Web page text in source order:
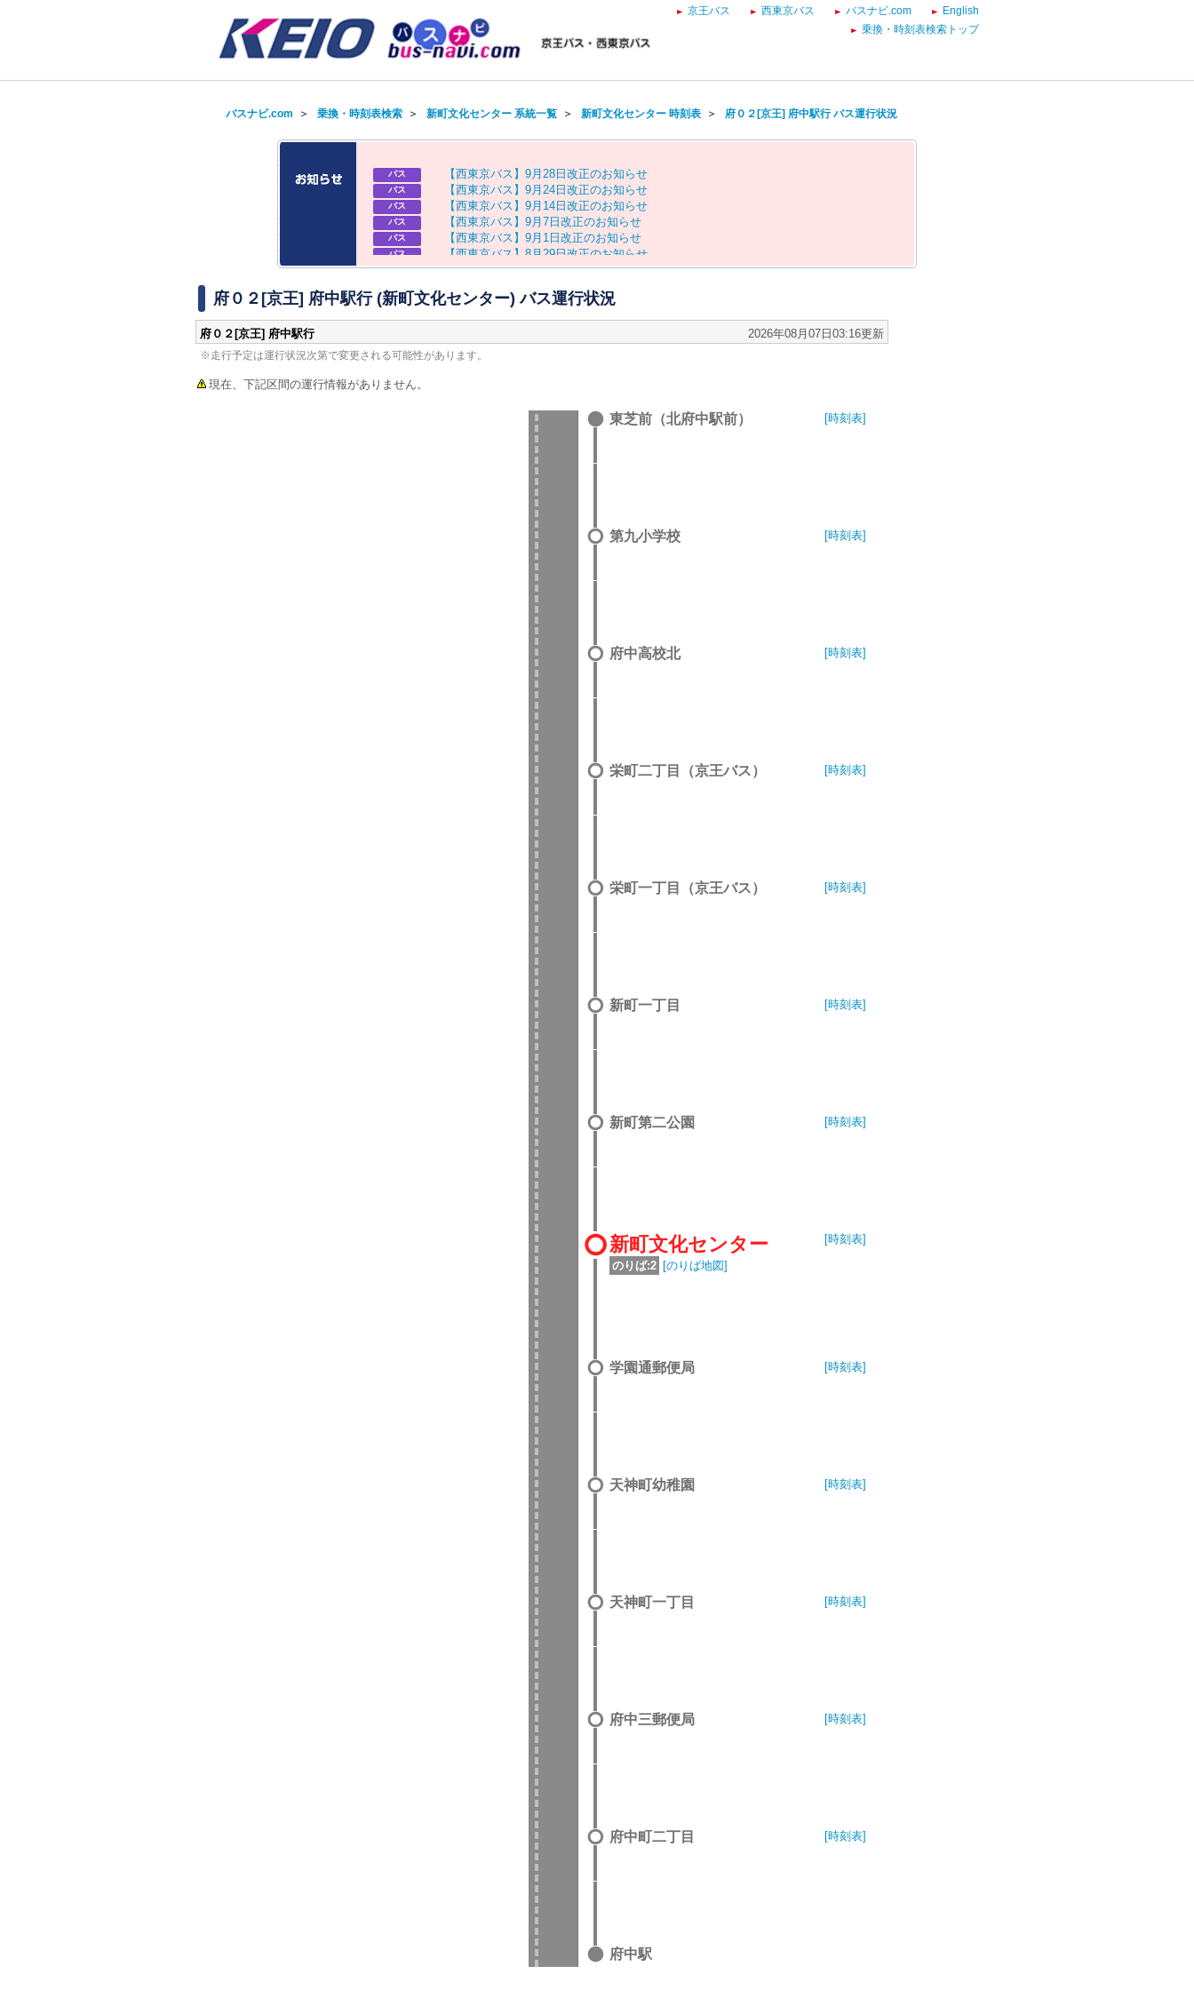
京王バス 西東京バス バスナビ.com
English
乗換・時刻表検索トップ
バスナビ.com ＞ 乗換・時刻表検索＞ 新町文化センター 系統一覧＞ 新町文化センター 時刻表＞ 府０２[京王] 府中駅行 バス運行状況
バス 【西東京バス 】 9月 28 日 改正のお知 らせ
バス 【西東京バス 】 9月 24 日 改正のお知 らせ
バス 【西東京バス 】 9月 14 日 改正のお知 らせ
バス 【西東京バス 】 9月 7 日 改正のお知 らせ
バス 【西東京バス 】 9月 1 日 改正のお知 らせ
バス 【西東京バス 】 8 月 29日改正のお知 らせ
バス 【京王バス】お盆ダイヤのお知らせ
府０２[京王] 府中駅行 (新町文化センター) バス運行状況
府０２[京王] 府中駅行 2026年08月07日03:16更新
※走行予定は運行状況次第で変更される可能性があります。
現在、下記区間の運行情報がありません。
東芝前（北府中駅前） [時刻表]
第九小学校 [時刻表]
府中高校北 [時刻表]
栄町二丁目（京王バス） [時刻表]
栄町一丁目（京王バス） [時刻表]
新町一丁目 [時刻表]
新町第二公園 [時刻表]
新町文化センター
のりば:2 [のりば地図]
[時刻表]
学園通郵便局 [時刻表]
天神町幼稚園 [時刻表]
天神町一丁目 [時刻表]
府中三郵便局 [時刻表]
府中町二丁目 [時刻表]
府中駅